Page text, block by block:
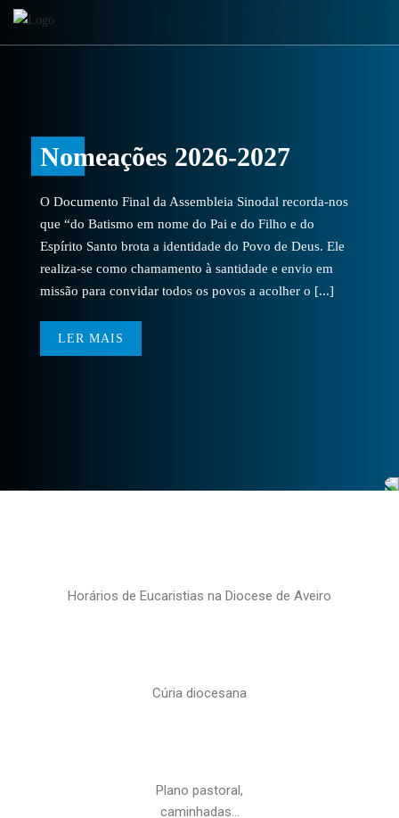
Nomeações 2026-2027
O Documento Final da Assembleia Sinodal recorda-nos
que “do Batismo em nome do Pai e do Filho e do
Espírito Santo brota a identidade do Povo de Deus. Ele
realiza-se como chamamento à santidade e envio em
missão para convidar todos os povos a acolher o [...]
LER MAIS
Horários de Eucaristias na Diocese de Aveiro
Cúria diocesana
Plano pastoral,
caminhadas…